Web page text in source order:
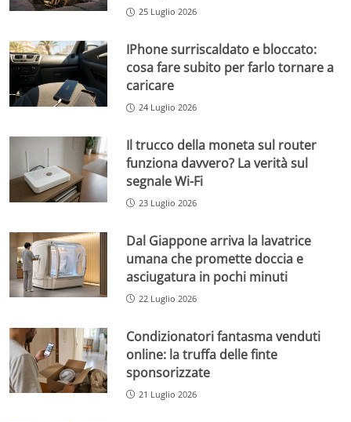
25 Luglio 2026
IPhone surriscaldato e bloccato:
cosa fare subito per farlo tornare a
caricare
24 Luglio 2026
Il trucco della moneta sul router
funziona davvero? La verità sul
segnale Wi-Fi
23 Luglio 2026
Dal Giappone arriva la lavatrice
umana che promette doccia e
asciugatura in pochi minuti
22 Luglio 2026
Condizionatori fantasma venduti
online: la truffa delle finte
sponsorizzate
21 Luglio 2026